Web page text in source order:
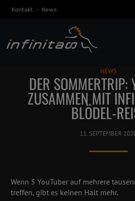
Kontakt - News
NEWS
DER SOMMERTRIP:
ZUSAMMEN MIT
BLÖDEL-
11. SEPTEMBER
Wenn 5 YouTuber auf mehrere
treffen, gibt es keinen Halt mehr.